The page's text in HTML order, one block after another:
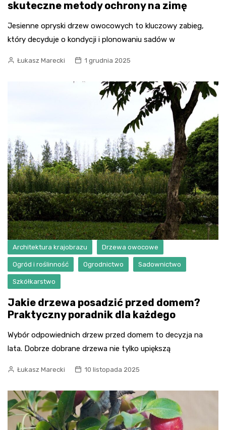
skuteczne metody ochrony na zimę
Jesienne opryski drzew owocowych to kluczowy zabieg,
który decyduje o kondycji i plonowaniu sadów w
Łukasz Marecki 1 grudnia 2025
Architektura krajobrazu Drzewa owocowe
Ogród i roślinność Ogrodnictwo Sadownictwo
Szkółkarstwo
Jakie drzewa posadzić przed domem?
Praktyczny poradnik dla każdego
Wybór odpowiednich drzew przed domem to decyzja na
lata. Dobrze dobrane drzewa nie tylko upiększą
Łukasz Marecki 10 listopada 2025